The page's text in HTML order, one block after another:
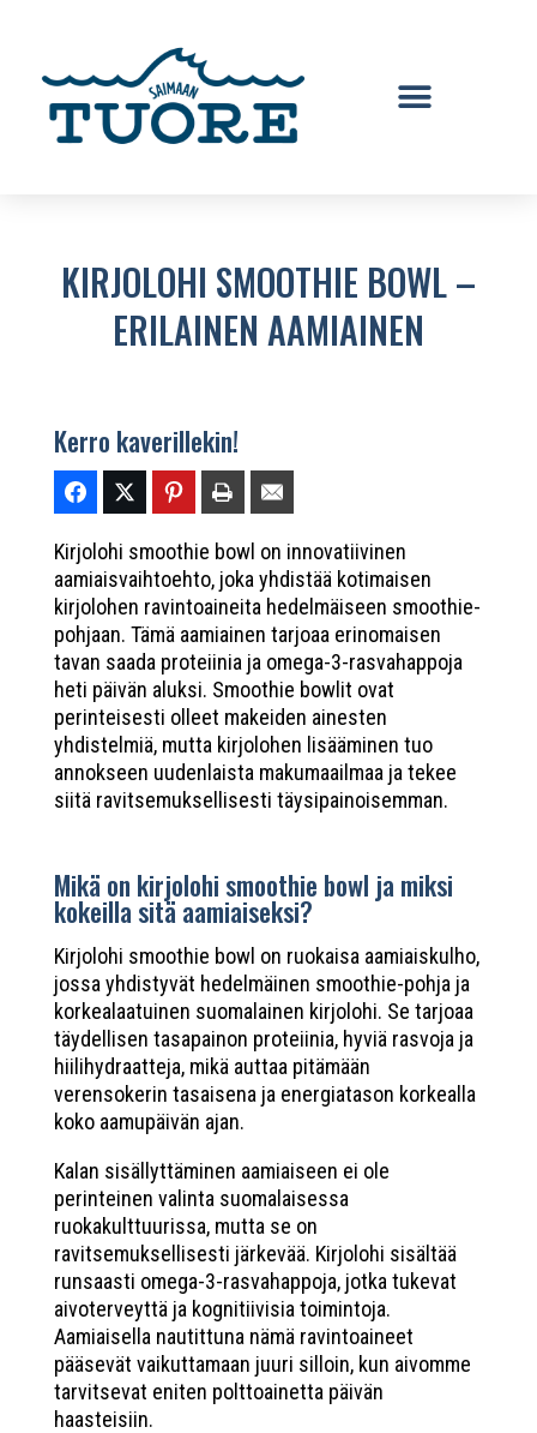
KIRJOLOHI SMOOTHIE BOWL –
ERILAINEN AAMIAINEN
Kerro kaverillekin!
Kirjolohi smoothie bowl on innovatiivinen
aamiaisvaihtoehto, joka yhdistää kotimaisen
kirjolohen ravintoaineita hedelmäiseen smoothie-
pohjaan. Tämä aamiainen tarjoaa erinomaisen
tavan saada proteiinia ja omega-3-rasvahappoja
heti päivän aluksi. Smoothie bowlit ovat
perinteisesti olleet makeiden ainesten
yhdistelmiä, mutta kirjolohen lisääminen tuo
annokseen uudenlaista makumaailmaa ja tekee
siitä ravitsemuksellisesti täysipainoisemman.
Mikä on kirjolohi smoothie bowl ja miksi
kokeilla sitä aamiaiseksi?
Kirjolohi smoothie bowl on ruokaisa aamiaiskulho,
jossa yhdistyvät hedelmäinen smoothie-pohja ja
korkealaatuinen suomalainen kirjolohi. Se tarjoaa
täydellisen tasapainon proteiinia, hyviä rasvoja ja
hiilihydraatteja, mikä auttaa pitämään
verensokerin tasaisena ja energiatason korkealla
koko aamupäivän ajan.
Kalan sisällyttäminen aamiaiseen ei ole
perinteinen valinta suomalaisessa
ruokakulttuurissa, mutta se on
ravitsemuksellisesti järkevää. Kirjolohi sisältää
runsaasti omega-3-rasvahappoja, jotka tukevat
aivoterveyttä ja kognitiivisia toimintoja.
Aamiaisella nautittuna nämä ravintoaineet
pääsevät vaikuttamaan juuri silloin, kun aivomme
tarvitsevat eniten polttoainetta päivän
haasteisiin.